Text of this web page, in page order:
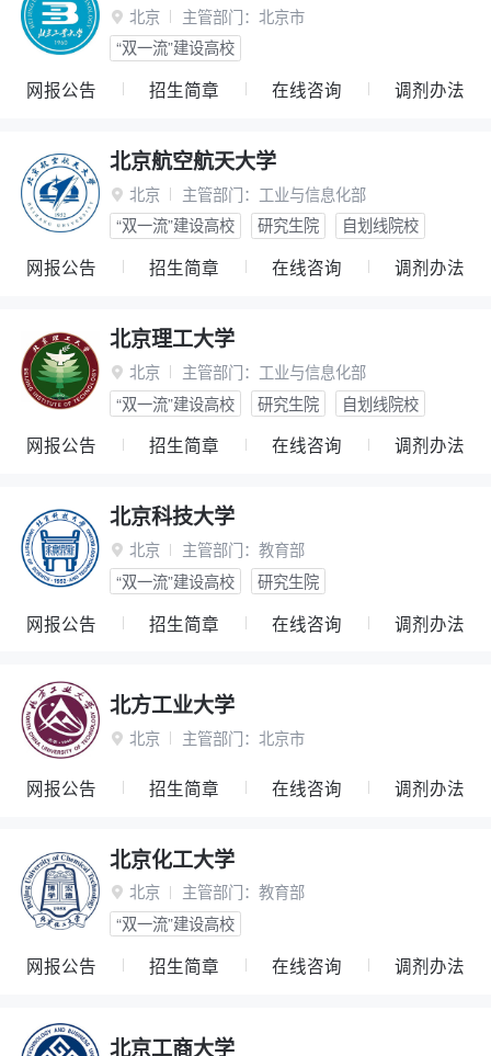
 北京 主管部门： 北京市
“双一流”建设高校
网报公告 招生简章 在线咨询 调剂办法
北京航空航天大学
 北京 主管部门： 工业与信息化部
“双一流”建设高校
研究生院 自划线院校
网报公告 招生简章 在线咨询 调剂办法
北京理工大学
 北京 主管部门： 工业与信息化部
“双一流”建设高校
研究生院 自划线院校
网报公告 招生简章 在线咨询 调剂办法
北京科技大学
 北京 主管部门： 教育部
“双一流”建设高校
研究生院
网报公告 招生简章 在线咨询 调剂办法
北方工业大学
 北京 主管部门： 北京市
网报公告 招生简章 在线咨询 调剂办法
北京化工大学
 北京 主管部门： 教育部
“双一流”建设高校
网报公告 招生简章 在线咨询 调剂办法
北京工商大学